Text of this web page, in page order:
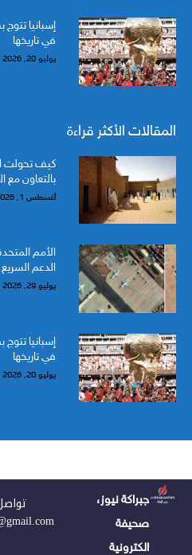
في تاريخها
يوليو 20, 2026
المقالات الأكثر قراءة
كيف تحولت
بالتعاون مع
أغسطس 1, 2026
الأمم
الدعم
يوليو 29, 2026
في تاريخها
يوليو 20, 2026
جبراكة نيوز،
صحيفة
الكترونية